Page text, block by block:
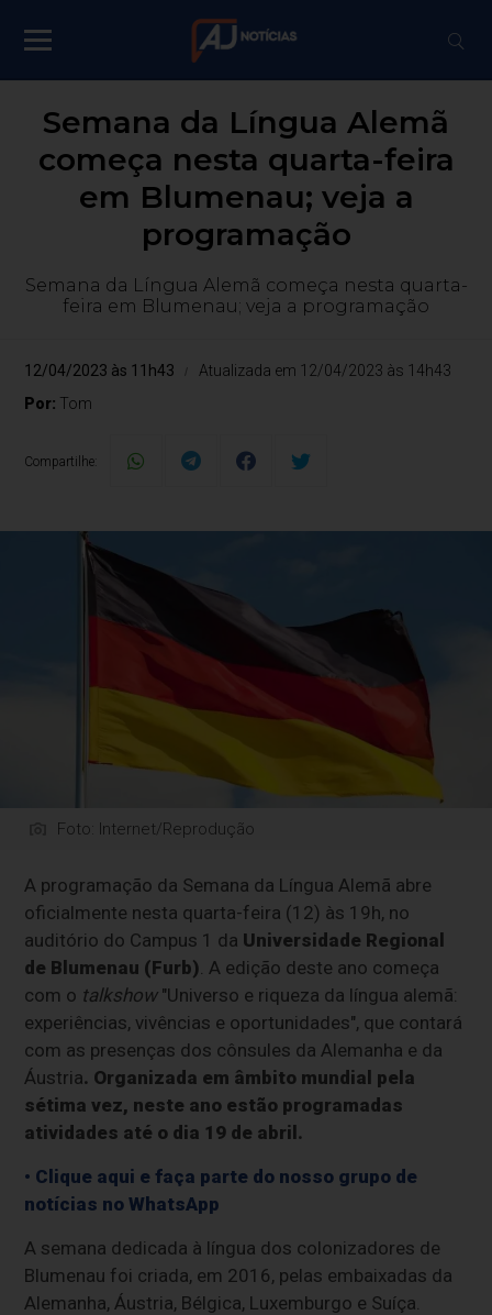
Semana da Língua Alemã
começa nesta quarta-feira
em Blumenau; veja a
programação
Semana da Língua Alemã começa nesta quarta-
feira em Blumenau; veja a programação
12/04/2023 às 11h43
Atualizada em 12/04/2023 às 14h43
Por: Tom
Compartilhe:
Foto: Internet/Reprodução
A programação da Semana da Língua Alemã abre
oficialmente nesta quarta-feira (12) às 19h, no
auditório do Campus 1 da Universidade Regional
de Blumenau (Furb) . A edição deste ano começa
com o talkshow"Universo e riqueza da língua alemã:
experiências, vivências e oportunidades", que contará
com as presenças dos cônsules da Alemanha e da
Áustria. Organizada em âmbito mundial pela
sétima vez, neste ano estão programadas
atividades até o dia 19 de abril.
• Clique aqui e faça parte do nosso grupo de
notícias no WhatsApp
A semana dedicada à língua dos colonizadores de
Blumenau foi criada, em 2016, pelas embaixadas da
Alemanha, Áustria, Bélgica, Luxemburgo e Suíça.